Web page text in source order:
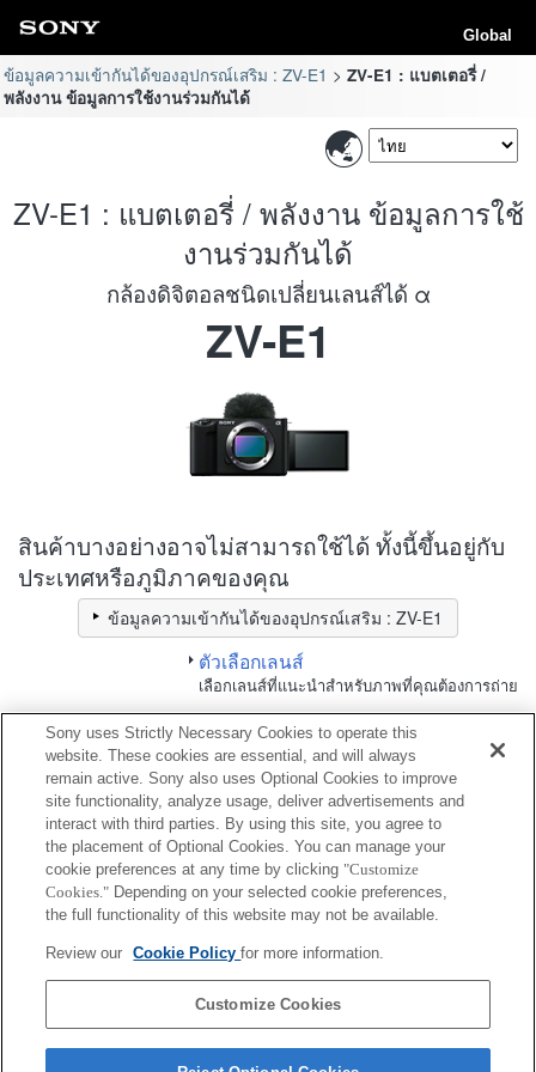
Global
ข้อมูลความเข้ากันได้ของอุปกรณ์เสริม : ZV-E1
ZV-E1 : แบตเตอรี่ /
พลังงาน ข้อมูลการใช้งานร่วมกันได้
ZV-E1 : แบตเตอรี่ / พลังงาน ข้อมูลการใช้
งานร่วมกันได้
กล้องดิจิตอลชนิดเปลี่ยนเลนส์ได้ α
ZV-E1
สินค้าบางอย่างอาจไม่สามารถใช้ได้ ทั้งนี้ขึ้นอยู่กับ
ประเทศหรือภูมิภาคของคุณ
ข้อมูลความเข้ากันได้ของอุปกรณ์เสริม : ZV-E1
ตัวเลือกเลนส์
เลือกเลนส์ที่แนะนำสำหรับภาพที่คุณต้องการถ่าย
แบตเตอรี่ / พลังงาน
ใช้งานร่วมกันได้อย่างสมบูรณ์
ใช้งานร่วมกันได้แต่มีข้อจำกัด
NP-FZ100
NPA-MQZ1K
Sony uses Strictly Necessary Cookies to operate this
website. These cookies are essential, and will always
remain active. Sony also uses Optional Cookies to improve
site functionality, analyze usage, deliver advertisements and
interact with third parties. By using this site, you agree to
the placement of Optional Cookies. You can manage your
cookie preferences at any time by clicking "Customize
Cookies." Depending on your selected cookie preferences,
the full functionality of this website may not be available.
Review our Cookie Policyfor more information.
Customize Cookies